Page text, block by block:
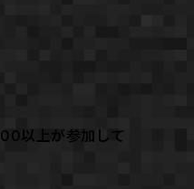
以上が参加して